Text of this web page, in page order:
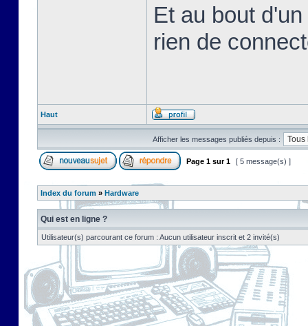
Et au bout
rien de
Haut
Afficher les messages publiés depuis :
Page 1 sur1 [ 5 message(s) ]
Index du forum » Hardware
Qui est en ligne ?
Utilisateur(s) parcourant ce forum : Aucun utilisateur inscrit et 2 invité(s)